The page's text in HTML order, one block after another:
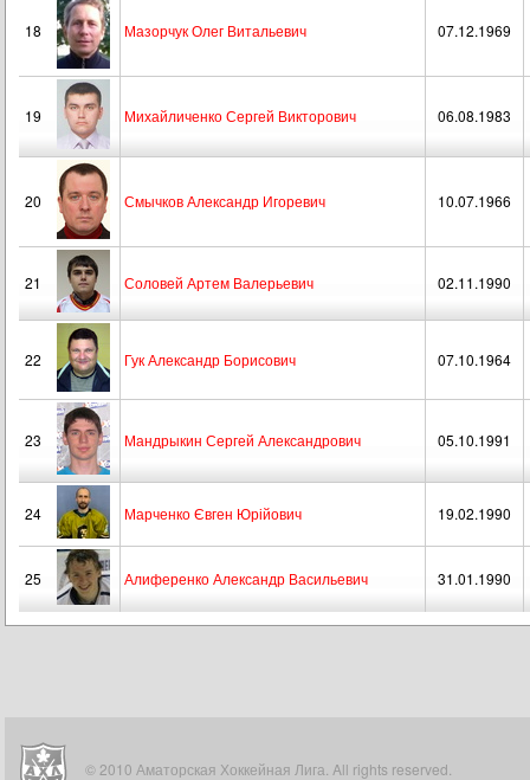
18 Мазорчук Олег Витальевич 07.12.1969
19 Михайличенко Сергей Викторович 06.08.1983
20 Смычков Александр Игоревич 10.07.1966
21 Соловей Артем Валерьевич 02.11.1990
22 Гук Александр Борисович 07.10.1964
23 Мандрыкин Сергей Александрович 05.10.1991
24 Марченко Євген Юрійович 19.02.1990
25 Алиференко Александр Васильевич 31.01.1990
© 2010 Аматорская Хоккейная Лига. All rights reserved.